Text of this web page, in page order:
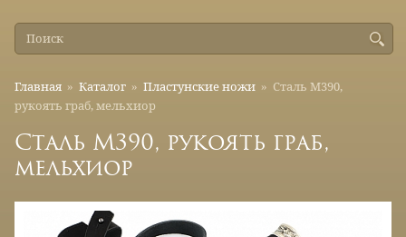
Главная » Каталог » Пластунские ножи » Сталь M390,
рукоять граб, мельхиор
Сталь M390, рукоять граб,
мельхиор